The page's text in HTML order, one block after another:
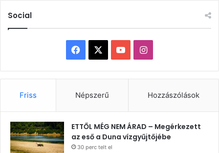
Social
Facebook YouTubeInstagram
Friss Népszerű Hozzászólások
ETTŐL MÉG NEM ÁRAD – Megérkezett
az eső a Duna vízgyűjtőjébe
30 perc telt el